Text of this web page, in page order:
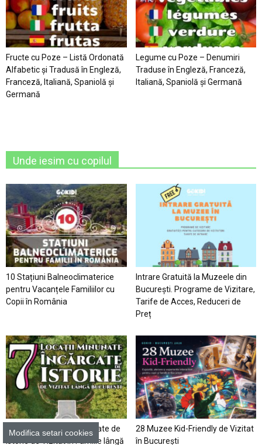
Fructe cu Poze – Listă Ordonată
Alfabetic şi Tradusă în Engleză,
Franceză, Italiană, Spaniolă şi
Germană
Legume cu Poze – Denumiri
Traduse în Engleză, Franceză,
Italiană, Spaniolă şi Germană
Unde iesim cu copilul
10 Stațiuni Balneoclimaterice
pentru Vacanțele Familiilor cu
Copii în România
Intrare Gratuită la Muzeele din
București. Programe de Vizitare,
Tarife de Acces, Reduceri de
Preț
7 Locaţii Minunate Încărcate de
Istorie de Vizitat în Familie lângă
28 Muzee Kid-Friendly de Vizitat
în București
Modifica setari cookies